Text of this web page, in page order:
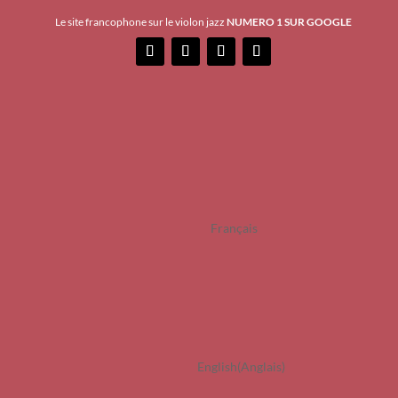
Le site francophone sur le violon jazz NUMERO 1 SUR GOOGLE
Français
English(Anglais)